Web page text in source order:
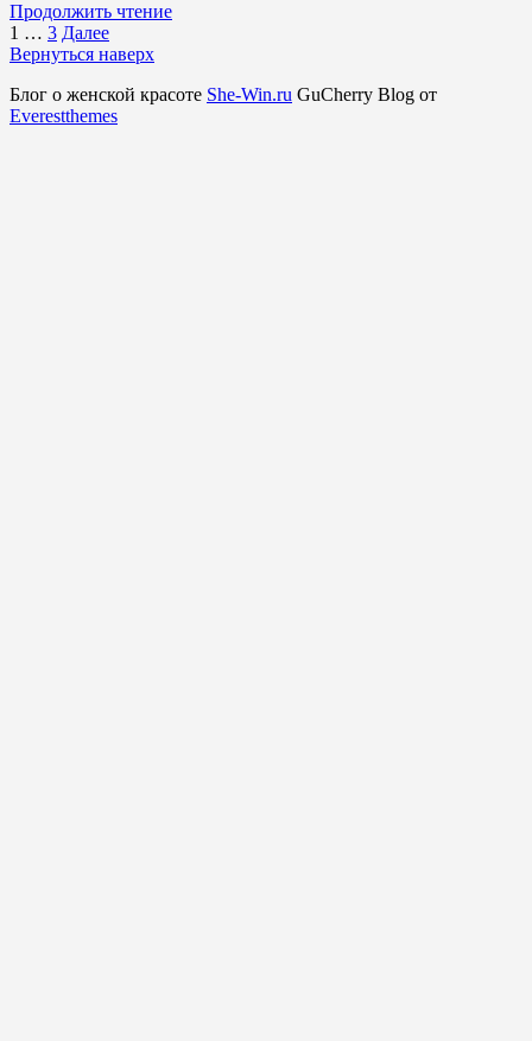
Продолжить чтение
Навигация
записям
1 … 3 Далее
Вернуться наверх
Блог о женской красоте She-Win.ru GuCherry Blog от
Everestthemes